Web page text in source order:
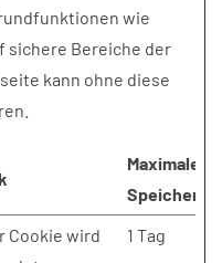
wie
sichere Bereiche der
kann ohne diese
Maximale
Cookie wird
1 Tag